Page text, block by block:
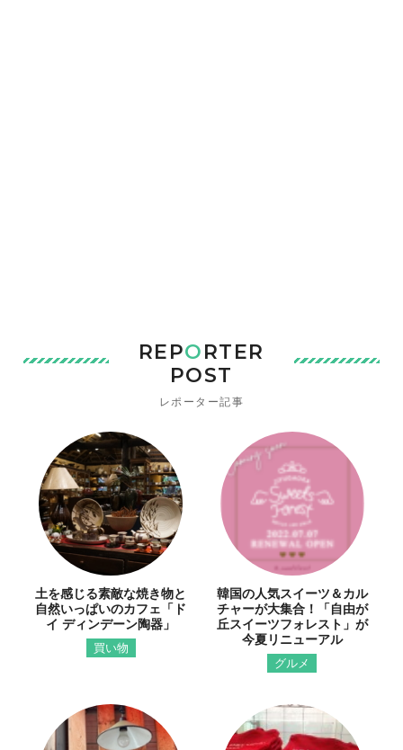
REPORTER
POST
レポーター記事
土を感じる素敵な焼き物と
自然いっぱいのカフェ「ド
イ ディンデーン陶器」
買い物
韓国の人気スイーツ＆カル
チャーが大集合！「自由が
丘スイーツフォレスト」が
今夏リニューアル
グルメ